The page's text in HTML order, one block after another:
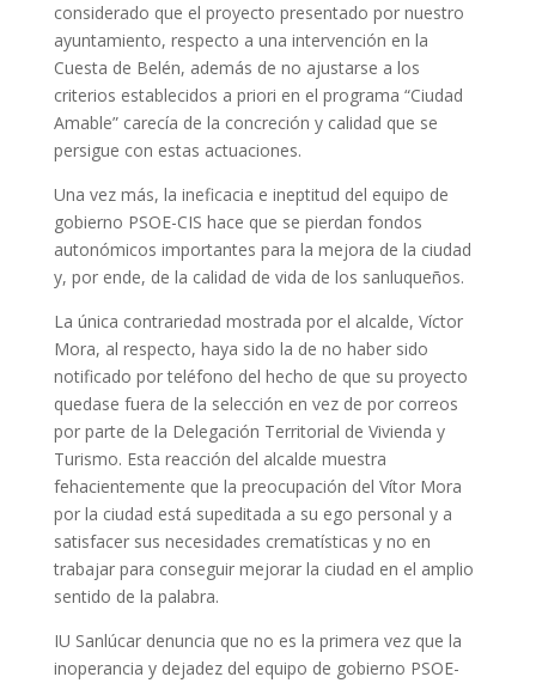
considerado que el proyecto presentado por nuestro
ayuntamiento, respecto a una intervención en la
Cuesta de Belén, además de no ajustarse a los
criterios establecidos a priori en el programa “Ciudad
Amable” carecía de la concreción y calidad que se
persigue con estas actuaciones.
Una vez más, la ineficacia e ineptitud del equipo de
gobierno PSOE-CIS hace que se pierdan fondos
autonómicos importantes para la mejora de la ciudad
y, por ende, de la calidad de vida de los sanluqueños.
La única contrariedad mostrada por el alcalde, Víctor
Mora, al respecto, haya sido la de no haber sido
notificado por teléfono del hecho de que su proyecto
quedase fuera de la selección en vez de por correos
por parte de la Delegación Territorial de Vivienda y
Turismo. Esta reacción del alcalde muestra
fehacientemente que la preocupación del Vítor Mora
por la ciudad está supeditada a su ego personal y a
satisfacer sus necesidades crematísticas y no en
trabajar para conseguir mejorar la ciudad en el amplio
sentido de la palabra.
IU Sanlúcar denuncia que no es la primera vez que la
inoperancia y dejadez del equipo de gobierno PSOE-